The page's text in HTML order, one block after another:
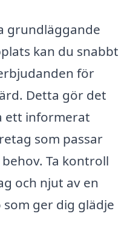
grundläggande
kan du snabbt
för
Detta gör det
ett informerat
som passar
Ta kontroll
och njut av en
ger dig glädje